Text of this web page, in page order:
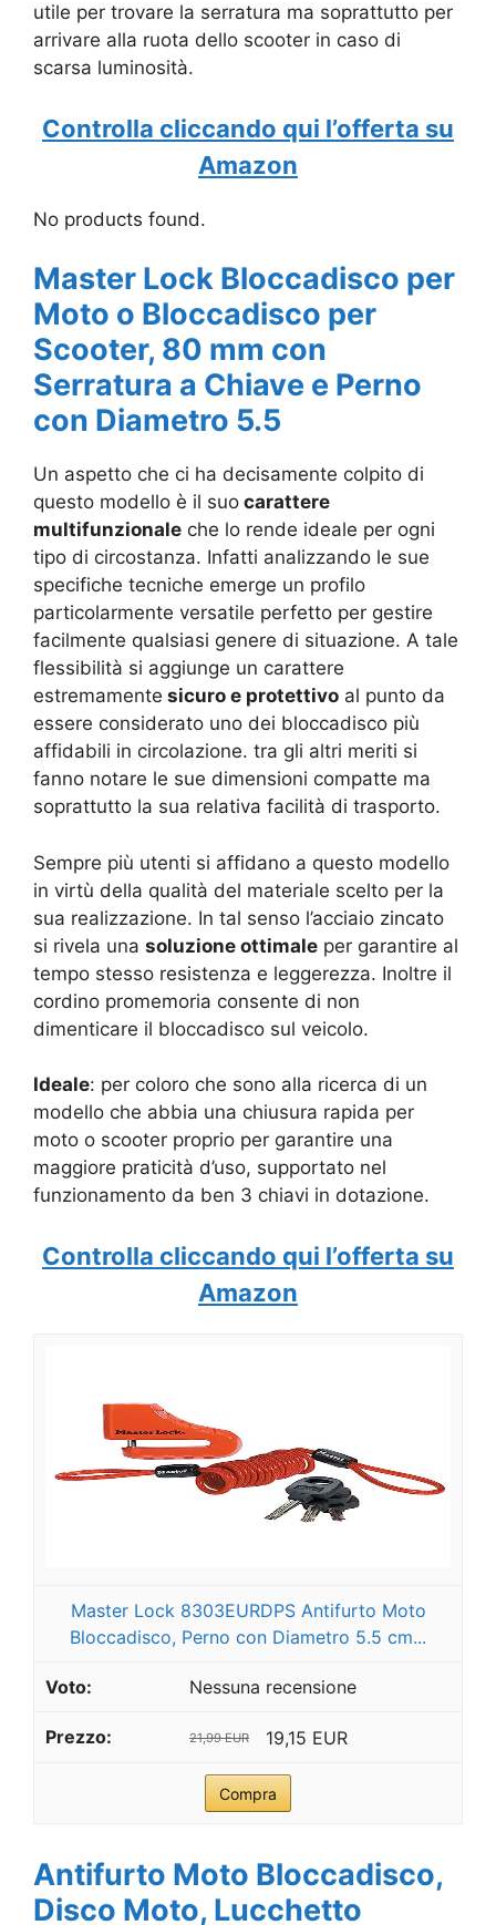
utile per trovare la serratura ma soprattutto per
arrivare alla ruota dello scooter in caso di
scarsa luminosità.
Controlla cliccando qui l’offerta su
Amazon
No products found.
Master Lock Bloccadisco per
Moto o Bloccadisco per
Scooter, 80 mm con
Serratura a Chiave e Perno
con Diametro 5.5
Un aspetto che ci ha decisamente colpito di
questo modello è il suo carattere
multifunzionale che lo rende ideale per ogni
tipo di circostanza. Infatti analizzando le sue
specifiche tecniche emerge un profilo
particolarmente versatile perfetto per gestire
facilmente qualsiasi genere di situazione. A tale
flessibilità si aggiunge un carattere
estremamente sicuro e protettivo al punto da
essere considerato uno dei bloccadisco più
affidabili in circolazione. tra gli altri meriti si
fanno notare le sue dimensioni compatte ma
soprattutto la sua relativa facilità di trasporto.
Sempre più utenti si affidano a questo modello
in virtù della qualità del materiale scelto per la
sua realizzazione. In tal senso l’acciaio zincato
si rivela una soluzione ottimale per garantire al
tempo stesso resistenza e leggerezza. Inoltre il
cordino promemoria consente di non
dimenticare il bloccadisco sul veicolo.
Ideale: per coloro che sono alla ricerca di un
modello che abbia una chiusura rapida per
moto o scooter proprio per garantire una
maggiore praticità d’uso, supportato nel
funzionamento da ben 3 chiavi in dotazione.
Controlla cliccando qui l’offerta su
Amazon
Master Lock 8303EURDPS Antifurto Moto
Bloccadisco, Perno con Diametro 5.5 cm...
Nessuna recensione
21,99 EUR 19,15 EUR
Compra
Antifurto Moto Bloccadisco,
Disco Moto, Lucchetto